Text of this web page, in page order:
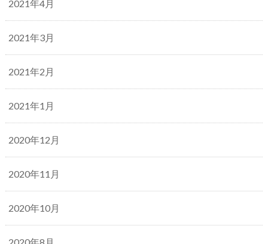
2021年4月
2021年3月
2021年2月
2021年1月
2020年12月
2020年11月
2020年10月